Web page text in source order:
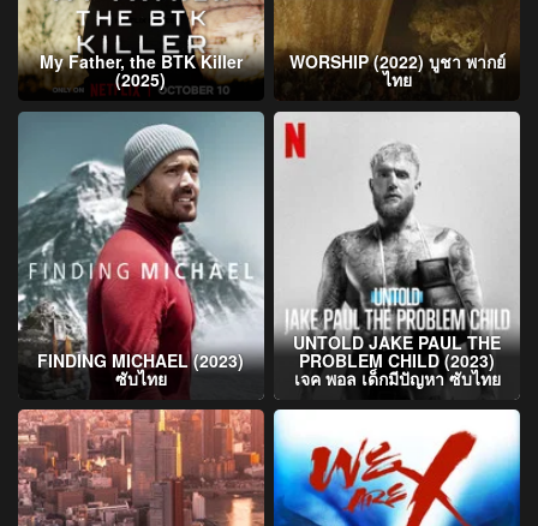
My Father, the BTK Killer
(2025)
WORSHIP (2022) บูชา พากย์
ไทย
FINDING MICHAEL (2023)
ซับไทย
UNTOLD JAKE PAUL THE
PROBLEM CHILD (2023)
เจค พอล เด็กมีปัญหา ซับไทย